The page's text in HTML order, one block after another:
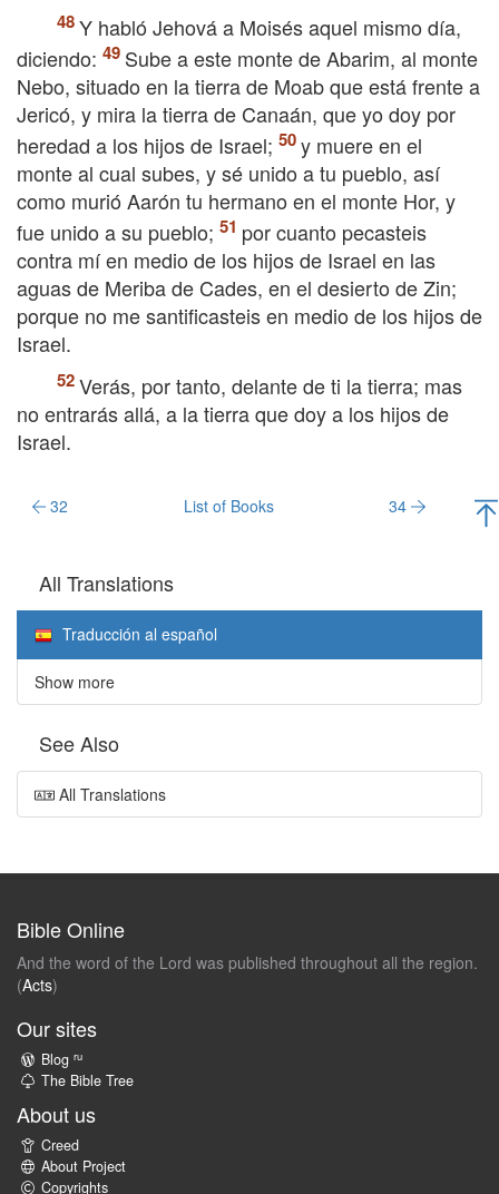
Y habló Jehová a Moisés aquel mismo día,
diciendo:
Sube a este monte de Abarim, al monte
Nebo, situado en la tierra de Moab que está frente a
Jericó, y mira la tierra de Canaán, que yo doy por
heredad a los hijos de Israel;
y muere en el
monte al cual subes, y sé unido a tu pueblo, así
como murió Aarón tu hermano en el monte Hor, y
fue unido a su pueblo;
por cuanto pecasteis
contra mí en medio de los hijos de Israel en las
aguas de Meriba de Cades, en el desierto de Zin;
porque no me santificasteis en medio de los hijos de
Israel.
Verás, por tanto, delante de ti la tierra; mas
no entrarás allá, a la tierra que doy a los hijos de
Israel.
32 List of Books 34
All Translations
Traducción al español
Show more
See Also
All Translations
Bible Online
And the word of the Lord was published throughout all the region.
(Acts)
Our sites
Blog ru
The Bible Tree
About us
Creed
About Project
Copyrights